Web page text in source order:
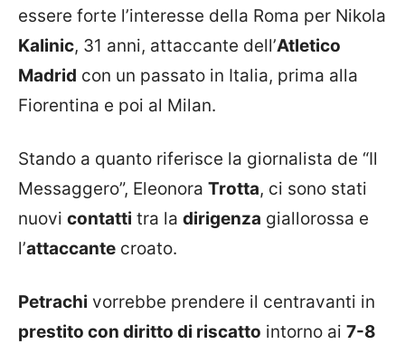
essere forte l’interesse della Roma per Nikola
Kalinic, 31 anni, attaccante dell’Atletico
Madrid con un passato in Italia, prima alla
Fiorentina e poi al Milan.
Stando a quanto riferisce la giornalista de “Il
Messaggero”, Eleonora Trotta, ci sono stati
nuovi contatti tra la dirigenza giallorossa e
l’attaccante croato.
Petrachi vorrebbe prendere il centravanti in
prestito con diritto di riscatto intorno ai 7-8